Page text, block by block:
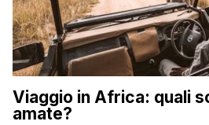
Viaggio in Africa: quali
amate?